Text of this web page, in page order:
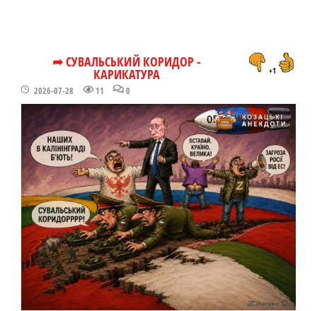
➦ СУВАЛЬСЬКИЙ КОРИДОР -
КАРИКАТУРА
2026-07-28 11 0
+1